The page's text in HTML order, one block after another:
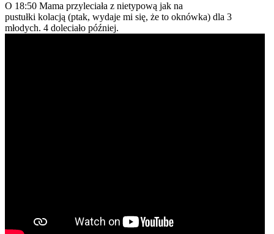
O 18:50 Mama przyleciała z nietypową jak na
pustułki kolacją (ptak, wydaje mi się, że to oknówka) dla 3
młodych. 4 doleciało później.